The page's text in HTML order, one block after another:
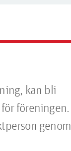
kan bli
föreningen.
genom